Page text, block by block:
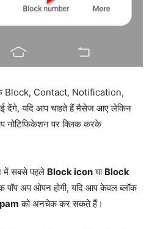
Block, Contact, Notification,
देंगे, यदि आप चाहते हैं मैसेज आए लेकिन
नोटिफिकेशन पर क्लिक करके
में सबसे पहले Block iconया Block
अप ओपन होगी, यदि आप केवल ब्लॉक
को अनचेक कर सकते हैं।